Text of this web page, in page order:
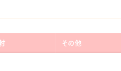
その他
ても違う？対処法も紹介
2025.10.24